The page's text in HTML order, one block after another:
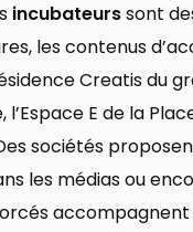
incubateurssont
les contenus
Creatis du
l’Espace E de la
sociétés
les médias ou
accompagnent